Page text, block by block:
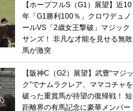
【ホープフルS（G1）展望】近10
年「G1勝利100％」クロワデュノ
ールVS「2歳女王撃破」マジック
サンズ！ 非凡な才能を見せる無敗
馬が激突
【阪神C（G2）展望】武豊“マジッ
ク”でナムラクレア、ママコチャを
破った重賞馬が待望の復帰戦！ 短
距離界の有馬記念に豪華メンバー